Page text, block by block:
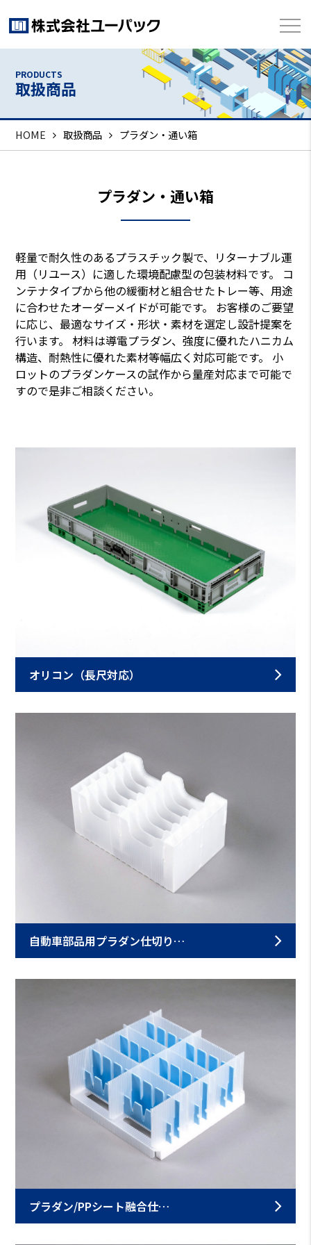
PRODUCTS
取扱商品
HOME 取扱商品 プラダン・通い箱
プラダン・通い箱
軽量で耐久性のあるプラスチック製で、リターナブル運
用（リユース）に適した環境配慮型の包装材料です。
コ
ンテナタイプから他の緩衝材と組合せたトレー等、用途
に合わせたオーダーメイドが可能です。
お客様のご要望
に応じ、最適なサイズ・形状・素材を選定し設計提案を
行います。
材料は導電プラダン、強度に優れたハニカム
構造、耐熱性に優れた素材等幅広く対応可能です。
小
ロットのプラダンケースの試作から量産対応まで可能で
すので是非ご相談ください。
オリコン（長尺対応）
自動車部品用プラダン仕切り…
プラダン/PPシート融合仕…